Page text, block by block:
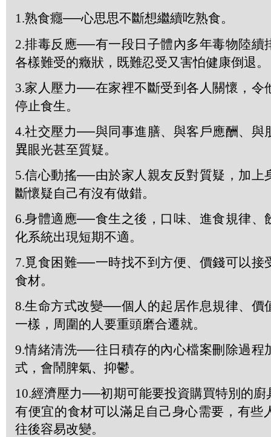
1.熟食癮──心思思不斷想繼續吃熟食。
2.排毒反應──有一段日子體內多年毒物陸續
各樣難受的癥狀，既難忍受又害怕健康倒退。
3.家人壓力──在家裡不斷受到各人關懷，令
停止食生。
4.社交壓力──與同事進膳、與客戶應酬、與
異眼光甚至質疑。
5.信心動搖──由於家人親友反對質疑，加上
斷懷疑自己有沒有做錯。
6.身體適應──食生之後，口味、進食規律、
化系統出現短期不適。
7.覓食困難──一時找不到方便、價錢可以接
食材。
8.生命方式改變──個人的起居作息規律、價
一樣，周圍的人要重頭磨合遷就。
9.情緒清洗──往日積存的內心檔案刪除過程
式，會鬧脾氣、抑鬱。
10.經濟壓力──初期可能要投資購買特別的廚
有便宜的食材可以滿足自己身心需要，有些
往後容易改變。